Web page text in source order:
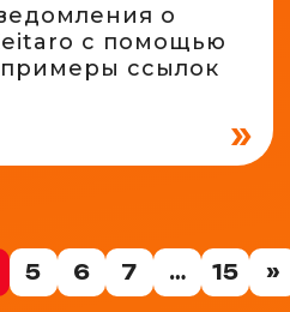
о
с помощью
примеры ссылок
5 6 7 … 15 »